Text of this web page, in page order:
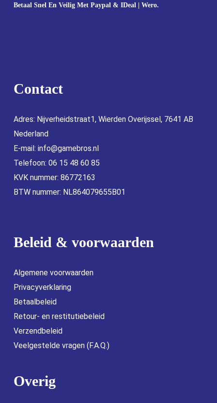
Betaal Snel En Veilig Met Paypal & IDeal | Wero.
Contact
Adres: Nijverheidstraat1, Wierden Overijssel, 7641 AB
Nederland
E-mail: info@gamebros.nl
Telefoon: 06 15 48 60 85
KVK nummer: 86772163
BTW nummer: NL864079655B01
Beleid & voorwaarden
Algemene voorwaarden
Privacyverklaring
Betaalbeleid
Retour- en restitutiebeleid
Verzendbeleid
Veelgestelde vragen (F.A.Q.)
Overig